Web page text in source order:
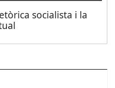
socialista i la